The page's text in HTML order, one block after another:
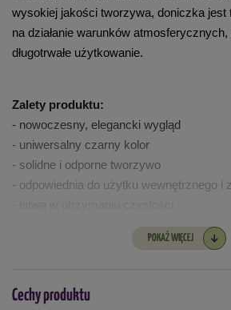
wysokiej jakości tworzywa, doniczka jest
na działanie warunków
długotrwałe użytkowanie.
Zalety produktu:
- nowoczesny, elegancki wygląd
- uniwersalny czarny kolor
- solidne i odporne tworzywo
- odpowiednia do użytku wewnętrznego i
POKAŻ WIĘCEJ
Cechy produktu